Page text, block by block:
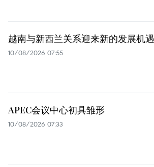
越南与新西兰关系迎来新的发展机遇
10/08/2026 07:55
APEC会议中心初具雏形
10/08/2026 07:33